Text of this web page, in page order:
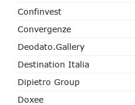
Confinvest
Convergenze
Deodato.Gallery
Destination Italia
Dipietro Group
Doxee